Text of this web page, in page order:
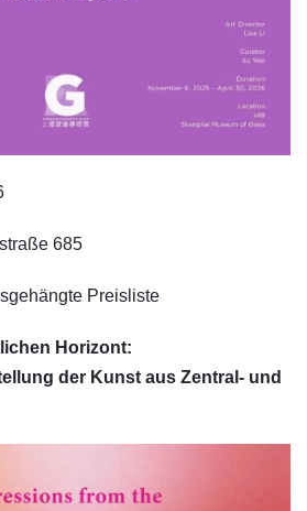
685
Preisliste
Horizont:
der Kunst aus Zentral- und